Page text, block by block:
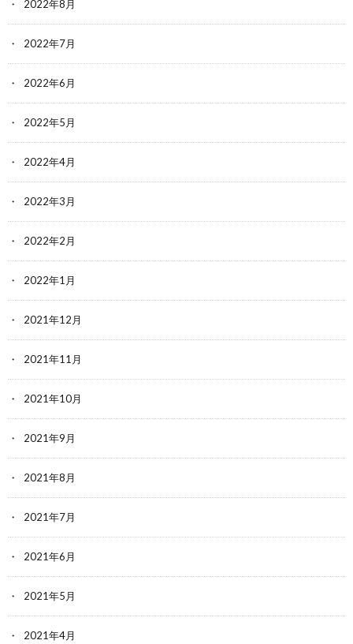
2022年8月
2022年7月
2022年6月
2022年5月
2022年4月
2022年3月
2022年2月
2022年1月
2021年12月
2021年11月
2021年10月
2021年9月
2021年8月
2021年7月
2021年6月
2021年5月
2021年4月